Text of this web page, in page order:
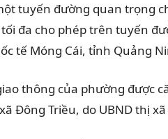
tuyến đường quan trọng
đa cho phép trên tuyến
tế Móng Cái, tỉnh Quảng
thông của phường được
Đông Triều, do UBND thị